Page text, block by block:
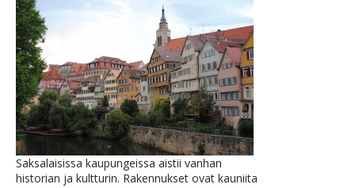
Saksalaisissa kaupungeissa aistii vanhan
historian ja kultturin. Rakennukset ovat kauniita